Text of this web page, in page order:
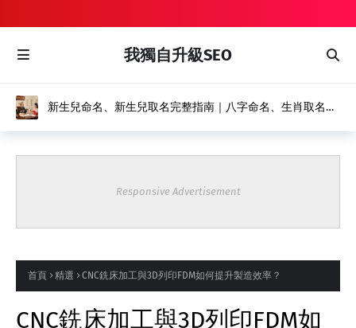
我獨自升級SEO
新生兒命名、新生兒取名完整指南｜八字命名、生肖取名推
Responsive Advertisement
首頁 精選 CNC銑床加工與3D列印FDM如何提升製造效率？
CNC銑床加工與3D列印FDM如